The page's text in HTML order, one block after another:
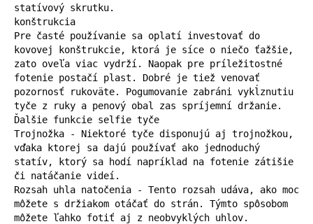
statívový skrutku.
konštrukcia
Pre časté používanie sa oplatí investovať do
kovovej konštrukcie, ktorá je síce o niečo ťažšie,
zato oveľa viac vydrží. Naopak pre príležitostné
fotenie postačí plast. Dobré je tiež venovať
pozornosť rukoväte. Pogumovanie zabráni vykĺznutiu
tyče z ruky a penový obal zas spríjemní držanie.
Ďalšie funkcie selfie tyče
Trojnožka - Niektoré tyče disponujú aj trojnožkou,
vďaka ktorej sa dajú používať ako jednoduchý
statív, ktorý sa hodí napríklad na fotenie zátišie
či natáčanie videí.
Rozsah uhla natočenia - Tento rozsah udáva, ako moc
môžete s držiakom otáčať do strán. Týmto spôsobom
môžete ľahko fotiť aj z neobvyklých uhlov.